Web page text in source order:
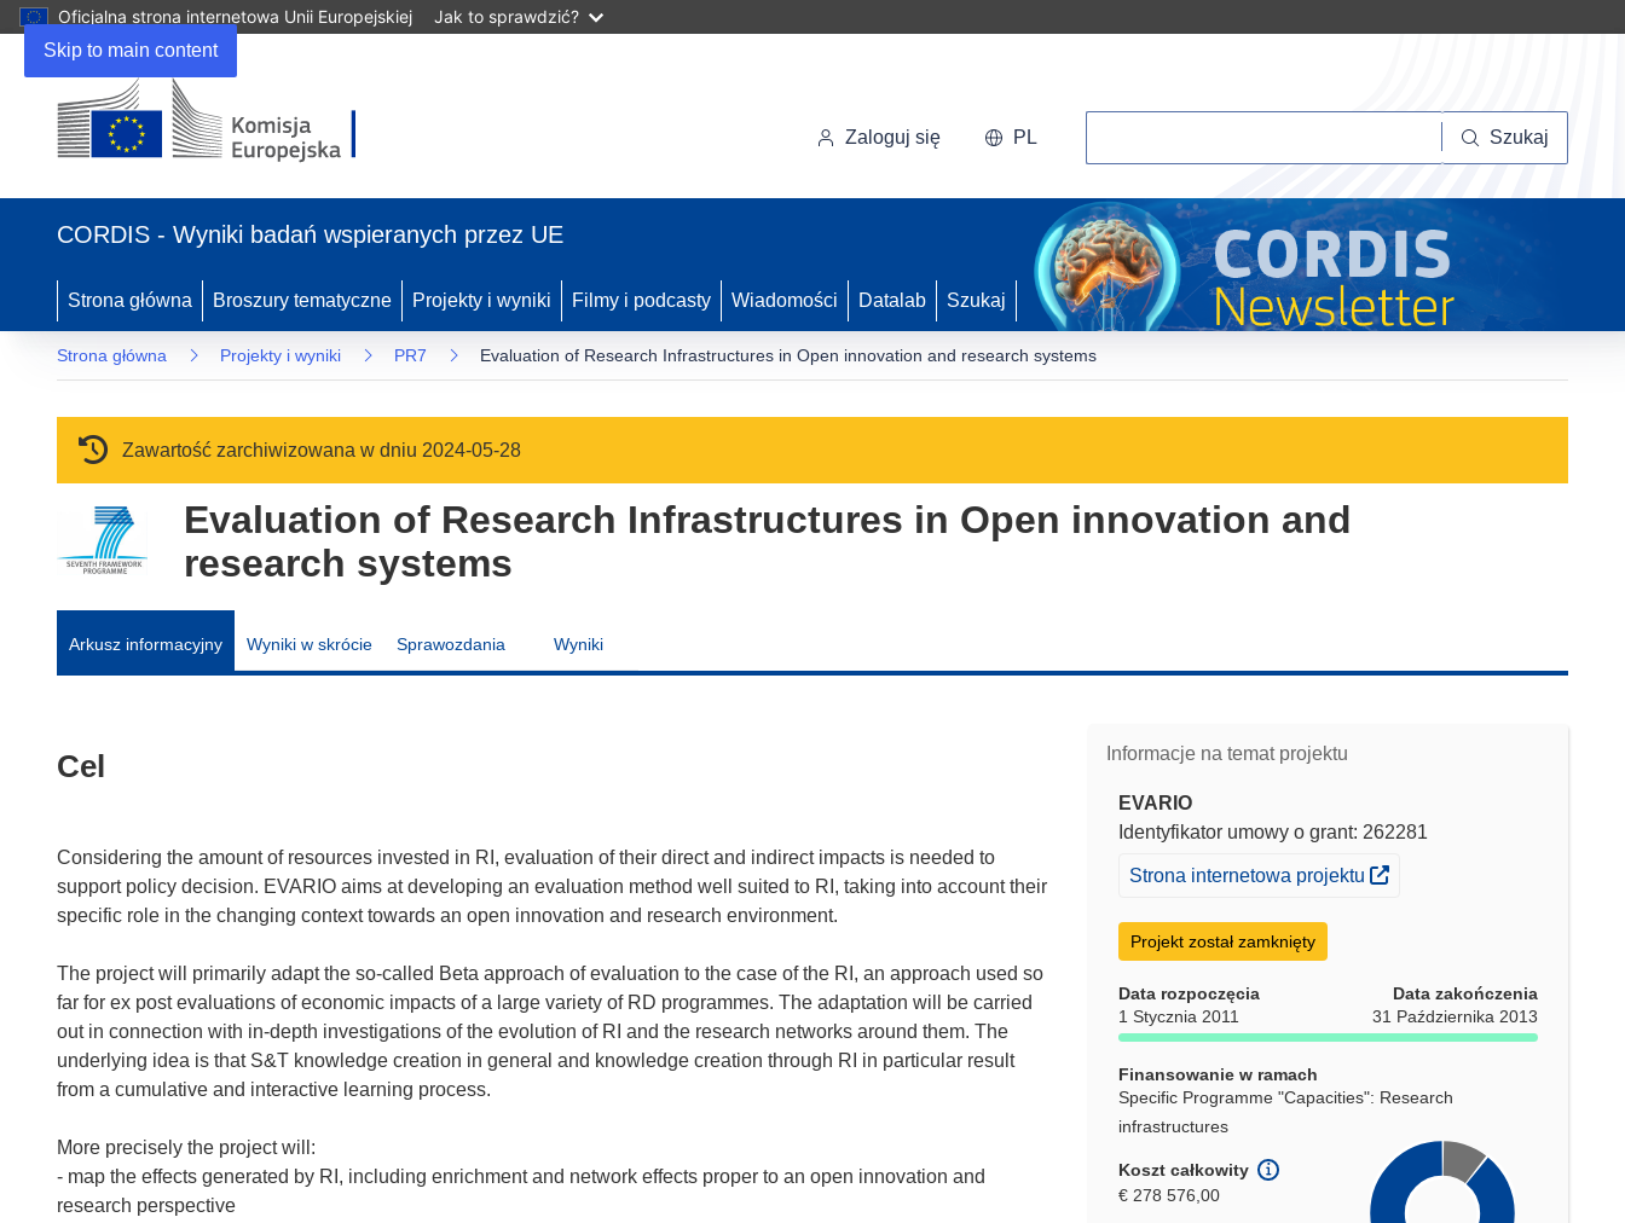
Skip to main content
Oficjalna strona internetowa Unii Europejskiej Jak to sprawdzić?
Zaloguj się PL Szukaj
CORDIS - Wyniki badań wspieranych przez UE
Strona główna Broszury tematyczne Projekty i wyniki Filmy i podcasty Wiadomości Datalab Szukaj
Strona główna Projekty i wyniki PR7 Evaluation of Research Infrastructures in Open innovation and research systems
Zawartość zarchiwizowana w dniu 2024-05-28
Evaluation of Research Infrastructures in Open innovation and
research systems
Arkusz informacyjny Wyniki w skrócie Sprawozdania Wyniki
Informacje na temat projektu
EVARIO
Identyfikator umowy o grant: 262281
(odnośnik otworzy się w nowym oknie)
Strona internetowa projektu
Projekt został zamknięty
Data rozpoczęcia
1 Stycznia 2011
Data zakończenia
31 Października 2013
Finansowanie w ramach
Specific Programme "Capacities": Research
infrastructures
Koszt całkowity
€ 278 576,00
Cel
Considering the amount of resources invested in RI, evaluation of their direct and indirect impacts is needed to
support policy decision. EVARIO aims at developing an evaluation method well suited to RI, taking into account their
specific role in the changing context towards an open innovation and research environment.
The project will primarily adapt the so-called Beta approach of evaluation to the case of the RI, an approach used so
far for ex post evaluations of economic impacts of a large variety of RD programmes. The adaptation will be carried
out in connection with in-depth investigations of the evolution of RI and the research networks around them. The
underlying idea is that S&T knowledge creation in general and knowledge creation through RI in particular result
from a cumulative and interactive learning process.
More precisely the project will:
- map the effects generated by RI, including enrichment and network effects proper to an open innovation and
research perspective